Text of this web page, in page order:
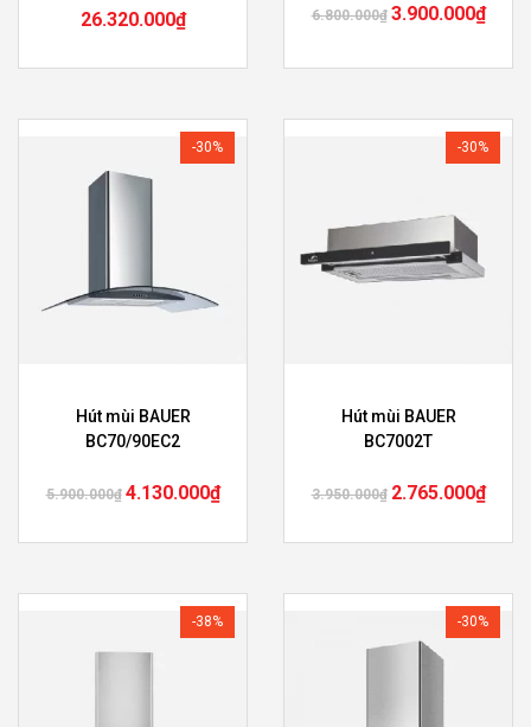
26.320.000₫ 6.800.000₫ 3.900.000₫
-30%
Hút mùi BAUER
BC70/90EC2
5.900.000₫ 4.130.000₫
-30%
Hút mùi BAUER
BC7002T
3.950.000₫ 2.765.000₫
-38% -30%